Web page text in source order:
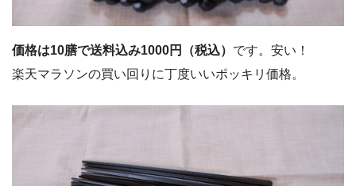
価格は10膳で送料込み1000円（税込） です。安い！
楽天マラソンの買い回りに丁度いいポッキリ価格。